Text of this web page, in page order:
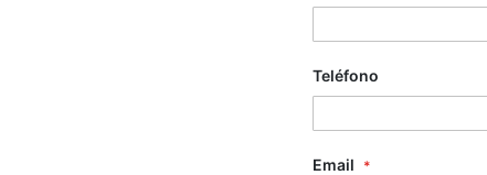
Teléfono
Email